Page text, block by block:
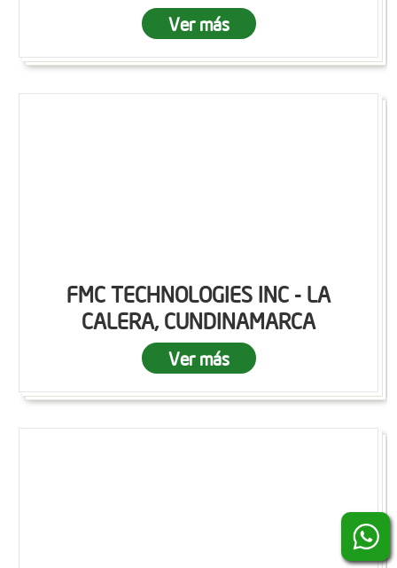
Ver más
FMC TECHNOLOGIES INC - LA
CALERA, CUNDINAMARCA
Ver más